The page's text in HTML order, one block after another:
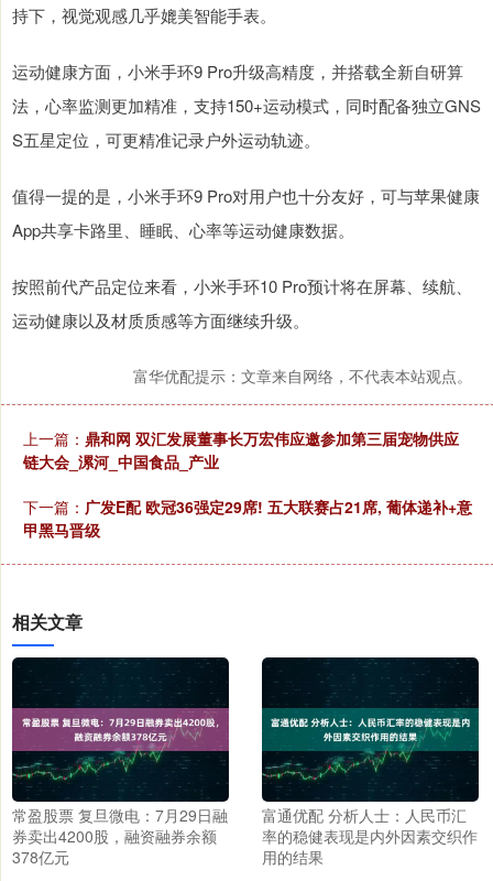
持下，视觉观感几乎媲美智能手表。
运动健康方面，小米手环9 Pro升级高精度，并搭载全新自研算
法，心率监测更加精准，支持150+运动模式，同时配备独立GNS
S五星定位，可更精准记录户外运动轨迹。
值得一提的是，小米手环9 Pro对用户也十分友好，可与苹果健康
App共享卡路里、睡眠、心率等运动健康数据。
按照前代产品定位来看，小米手环10 Pro预计将在屏幕、续航、
运动健康以及材质质感等方面继续升级。
富华优配提示：文章来自网络，不代表本站观点。
上一篇： 鼎和网 双汇发展董事长万宏伟应邀参加第三届宠物供应
链大会_漯河_中国食品_产业
下一篇： 广发E配 欧冠36强定29席! 五大联赛占21席, 葡体递补+意
甲黑马晋级
相关文章
常盈股票 复旦微电：7月29日融
券卖出4200股，融资融券余额
378亿元
富通优配 分析人士：人民币汇
率的稳健表现是内外因素交织作
用的结果